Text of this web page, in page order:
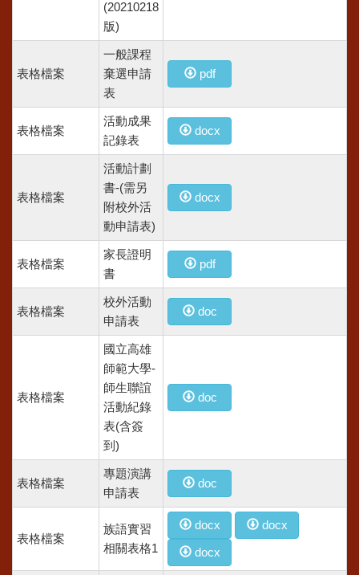
(20210218
版)
表格檔案
一般課程
棄選申請
表
pdf
表格檔案
活動成果
記錄表
docx
表格檔案
活動計劃
書-(需另
附校外活
動申請表)
docx
表格檔案
家長證明
書
pdf
表格檔案
校外活動
申請表
doc
表格檔案
國立高雄
師範大學-
師生聯誼
活動紀錄
表(含簽
到)
doc
表格檔案
專題演講
申請表
doc
表格檔案
族語實習
相關表格1
docx docx
docx